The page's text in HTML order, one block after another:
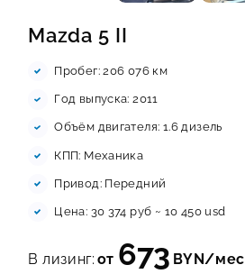
Mazda 5 II
Пробег: 206 076 км
Год выпуска: 2011
Объём двигателя: 1.6 дизель
КПП: Механика
Привод: Передний
Цена: 30 374 руб ~ 10 450 usd
В лизинг: от 673 BYN/мес